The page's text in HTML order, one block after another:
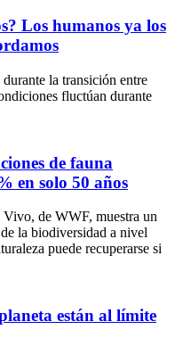
Los humanos ya los
la transición entre
fluctúan durante
de fauna
en solo 50 años
de WWF, muestra un
la biodiversidad a nivel
puede recuperarse si
están al límite